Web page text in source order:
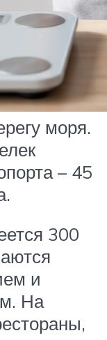
моря.
– 45
300
и
На